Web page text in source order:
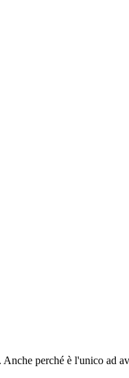
perché è l'unico ad